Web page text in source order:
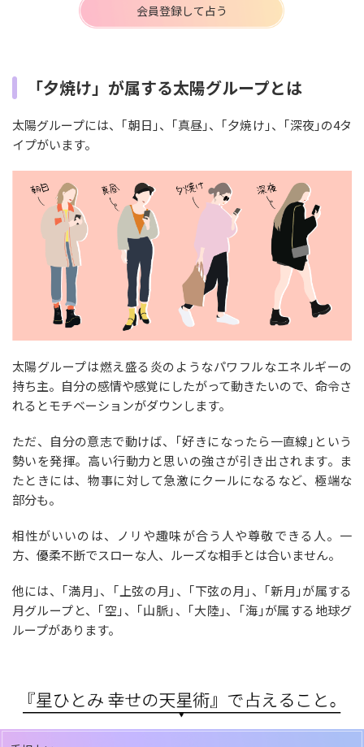
会員登録して占う
「夕焼け」が属する太陽グループとは
太陽グループには、｢朝日｣、｢真昼｣、｢夕焼け｣、｢深夜｣の4タ
イプがいます。
太陽グループは燃え盛る炎のようなパワフルなエネルギーの
持ち主。自分の感情や感覚にしたがって動きたいので、命令さ
れるとモチベーションがダウンします。
ただ、自分の意志で動けば、｢好きになったら一直線｣という
勢いを発揮。高い行動力と思いの強さが引き出されます。ま
たときには、物事に対して急激にクールになるなど、極端な
部分も。
相性がいいのは、ノリや趣味が合う人や尊敬できる人。一
方、優柔不断でスローな人、ルーズな相手とは合いません。
他には、｢満月｣、｢上弦の月｣、｢下弦の月｣、｢新月｣が属する
月グループと、｢空｣、｢山脈｣、｢大陸｣、｢海｣が属する地球グ
ループがあります。